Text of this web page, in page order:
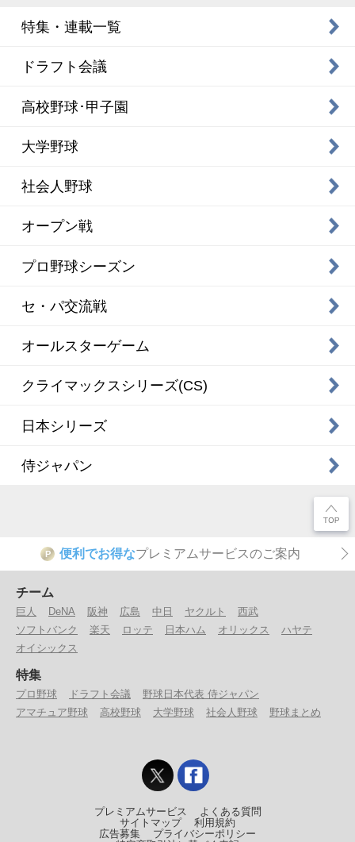
特集・連載一覧
ドラフト会議
高校野球･甲子園
大学野球
社会人野球
オープン戦
プロ野球シーズン
セ・パ交流戦
オールスターゲーム
クライマックスシリーズ(CS)
日本シリーズ
侍ジャパン
P 便利でお得なプレミアムサービスのご案内
チーム
巨人 DeNA 阪神 広島 中日 ヤクルト
西武
ソフトバンク
楽天 ロッテ 日本ハム オリックス
ハヤテ
オイシックス
特集
プロ野球 ドラフト会議
野球日本代表 侍ジャパン
アマチュア野球
高校野球 大学野球 社会人野球 野球まとめ
プレミアムサービス
よくある質問
サイトマップ
利用規約
広告募集
プライバシーポリシー